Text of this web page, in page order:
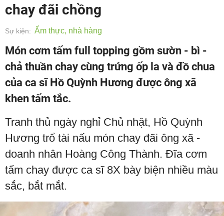
chay đãi chồng
Sự kiện: Ẩm thực, nhà hàng
Món cơm tấm full topping gồm sườn - bì -
chả thuần chay cùng trứng ốp la và đồ chua
của ca sĩ Hồ Quỳnh Hương được ông xã
khen tấm tắc.
Tranh thủ ngày nghỉ Chủ nhật, Hồ Quỳnh
Hương trổ tài nấu món chay đãi ông xã -
doanh nhân Hoàng Công Thành. Đĩa cơm
tấm chay được ca sĩ 8X bày biện nhiều màu
sắc, bắt mắt.